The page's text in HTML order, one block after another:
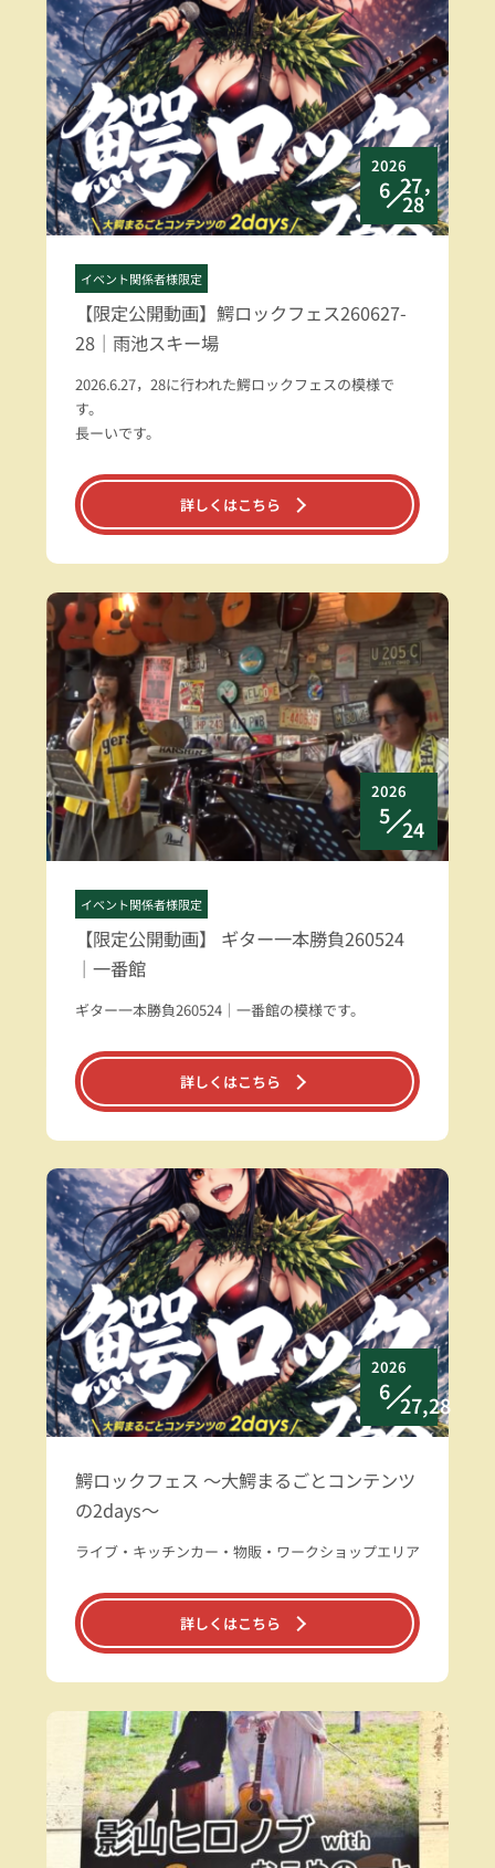
2026
6 27，
28
イベント関係者様限定
【限定公開動画】鰐ロックフェス260627-
28｜雨池スキー場
2026.6.27，28に行われた鰐ロックフェスの模様で
す。
長ーいです。
詳しくはこちら
2026
5
24
イベント関係者様限定
【限定公開動画】 ギター一本勝負260524
｜一番館
ギター一本勝負260524｜一番館の模様です。
詳しくはこちら
2026
6
27,28
鰐ロックフェス ～大鰐まるごとコンテンツ
の2days～
ライブ・キッチンカー・物販・ワークショップエリア
詳しくはこちら